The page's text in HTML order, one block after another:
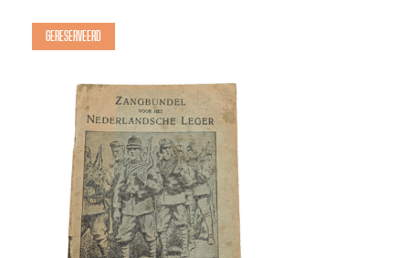
Gereserveerd